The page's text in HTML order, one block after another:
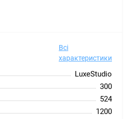
Всі
характеристики
LuxeStudio
300
524
1200